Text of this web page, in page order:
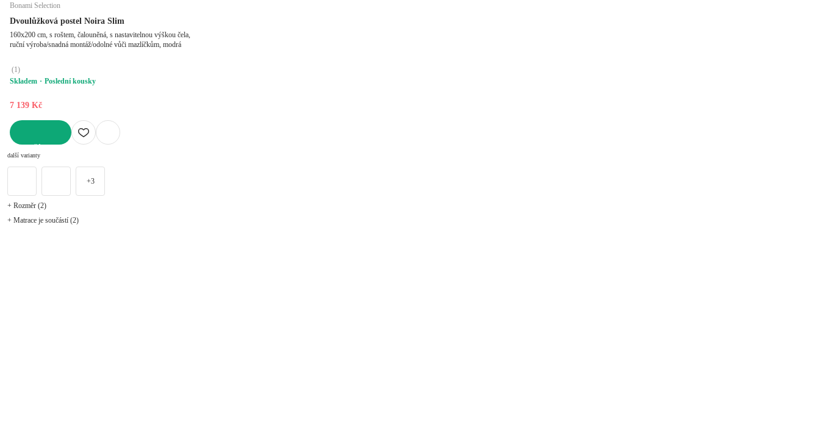
Bonami Selection
Dvoulůžková postel Noira Slim
160x200 cm, s roštem, čalouněná, s nastavitelnou výškou čela,
ruční výroba/snadná montáž/odolné vůči mazlíčkům, modrá
(1)
Skladem
Poslední kousky
7 139 Kč
další varianty
+3
+ Rozměr (2)
+ Matrace je součástí (2)